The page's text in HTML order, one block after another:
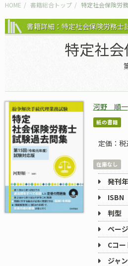
HOME 書籍総合トップ 特定社会保険労
書籍詳細：特定社会保険労務士
特定社
河野 順一
紙の書籍
定価：税
在庫なし
発刊
ISBN
判型
ペー
Cコー
ジャ